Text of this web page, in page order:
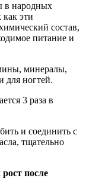
в народных
как эти
состав,
питание и
минералы,
для ногтей.
3 раза в
и соединить с
тщательно